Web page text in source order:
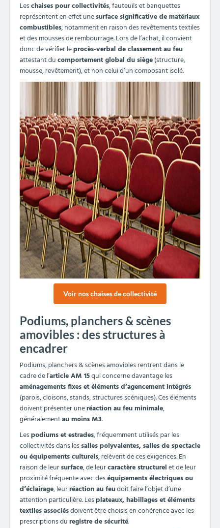
Leschaises pour collectivités, fauteuils et banquettes
représentent en effet unesurface significative de matériaux
combustibles, notamment en raison des revêtements textiles
et des mousses de rembourrage. Lors de l’achat, il convient
donc de vérifier leprocès-verbal de classement au feu
attestant ducomportement global du siège(structure,
mousse, revêtement), et non celui d’un composant isolé.
Voir nos chaises de collectivité
Podiums, planchers & scènes
amovibles : des structures à
encadrer
Podiums, planchers & scènes amovibles rentrent dans le
cadre de l’article AM 15qui concerne davantage les
aménagements fixes et éléments d’agencement intégrés
(parois, cloisons, stands, structures scéniques). Ces éléments
doivent présenter uneréaction au feu minimale,
généralementau moins M3.
Lespodiums et estrades, fréquemment utilisés par les
collectivités dans lessalles polyvalentes, salles de spectacle
ou équipements culturels, relèvent de ces exigences. En
raison de leursurface, de leurcaractère structurelet de leur
proximité fréquente avec deséquipements électriques ou
d’éclairage, leurréaction au feudoit faire l’objet d’une
attention particulière. Lesplateaux, habillages et éléments
textiles associésdoivent être choisis en cohérence avec les
prescriptions duregistre de sécurité.